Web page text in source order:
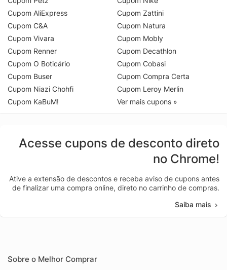
Cupom AliExpress
Cupom C&A
Cupom Vivara
Cupom Renner
Cupom O Boticário
Cupom Buser
Cupom Niazi Chohfi
Cupom KaBuM!
Cupom Zattini
Cupom Natura
Cupom Mobly
Cupom Decathlon
Cupom Cobasi
Cupom Compra Certa
Cupom Leroy Merlin
Ver mais cupons »
Acesse cupons de desconto direto
no Chrome!
Ative a extensão de descontos e receba aviso de cupons antes
de finalizar uma compra online, direto no carrinho de compras.
Saiba mais
Sobre o Melhor Comprar